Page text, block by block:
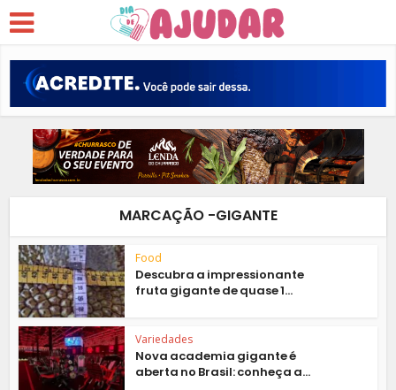
MARCAÇÃO -GIGANTE
Food
Descubra a impressionante
fruta gigante de quase 1...
Variedades
Nova academia gigante é
aberta no Brasil: conheça a...